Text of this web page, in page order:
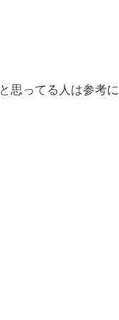
と思ってる人は参考に